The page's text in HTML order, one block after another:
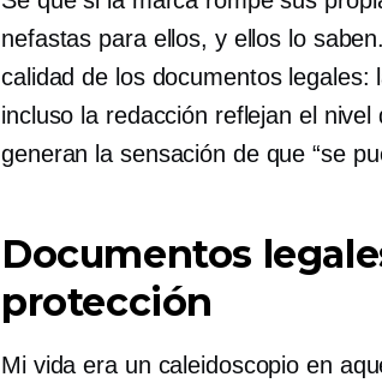
nefastas para ellos, y ellos lo
calidad de los documentos
incluso la redacción reflejan el
generan la sensación de que “se
Documentos
protección
Mi vida era un caleidoscopio en